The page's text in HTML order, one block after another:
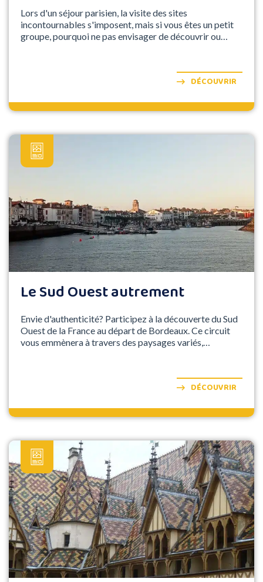
Lors d'un séjour parisien, la visite des sites
incontournables s'imposent, mais si vous êtes un petit
groupe, pourquoi ne pas envisager de découvrir ou
DÉCOUVRIR
Le Sud Ouest autrement
Envie d'authenticité? Participez à la découverte du Sud
Ouest de la France au départ de Bordeaux. Ce circuit
vous emmènera à travers des paysages variés,
DÉCOUVRIR